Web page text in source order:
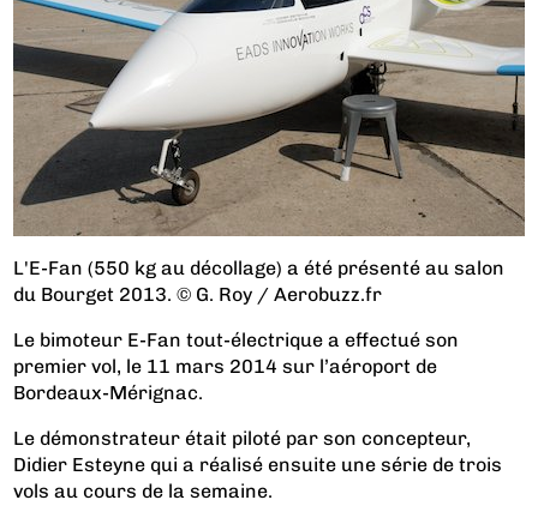
L'E-Fan (550 kg au décollage) a été présenté au salon
du Bourget 2013. © G. Roy / Aerobuzz.fr
Le bimoteur E-Fan tout-électrique a effectué son
premier vol, le 11 mars 2014 sur l’aéroport de
Bordeaux-Mérignac.
Le démonstrateur était piloté par son concepteur,
Didier Esteyne qui a réalisé ensuite une série de trois
vols au cours de la semaine.